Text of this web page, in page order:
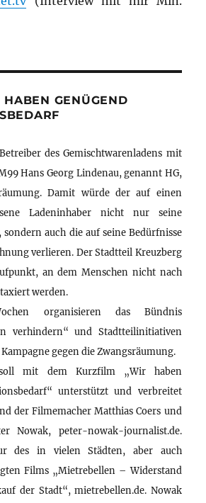
GENÜGEND
des Gemischtwarenladens mit
Hans Georg Lindenau, genannt HG,
Damit würde der auf einen
Ladeninhaber nicht nur seine
auch die auf seine Bedürfnisse
verlieren. Der Stadtteil Kreuzberg
an dem Menschen nicht nach
werden.
organisieren das Bündnis
verhindern“ und Stadtteilinitiativen
gegen die Zwangsräumung.
soll mit dem Kurzfilm „Wir haben
unterstützt und verbreitet
der Filmemacher Matthias Coers und
Nowak, peter-nowak-journalist.de.
des in vielen Städten, aber auch
Films „Mietrebellen – Widerstand
der Stadt“, mietrebellen.de. Nowak